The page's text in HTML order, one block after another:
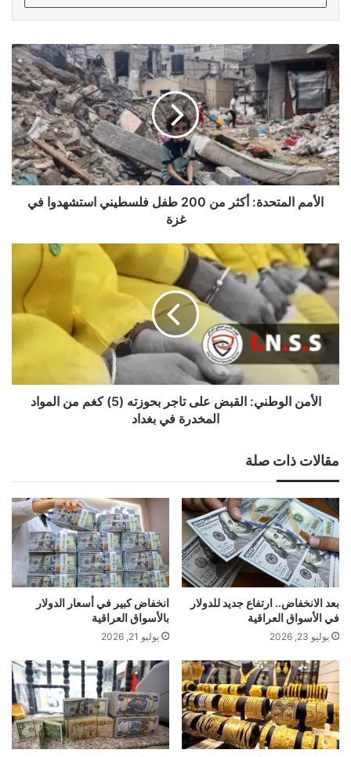
الأمم
المتحدة:
أكثر
من
200
طفل
فلسطيني
استشهدوا
في
الأمم المتحدة: أكثر من 200 طفل فلسطيني استشهدوا في
غزة
الأمن
الوطني:
القبض
على
تاجر
بحوزته
كغم
من
المواد
الأمن الوطني: القبض على تاجر بحوزته (5) كغم من المواد
المخدرة في بغداد
مقالات ذات صلة
بعد الانخفاض.. ارتفاع جديد للدولار
في الأسواق العراقية
يوليو 23, 2026
انخفاض كبير في أسعار الدولار
بالأسواق العراقية
يوليو 21, 2026